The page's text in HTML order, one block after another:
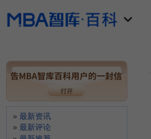
最新资讯
最新评论